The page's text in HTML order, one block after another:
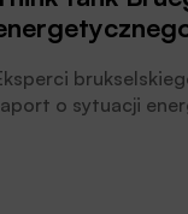
o sytuacji